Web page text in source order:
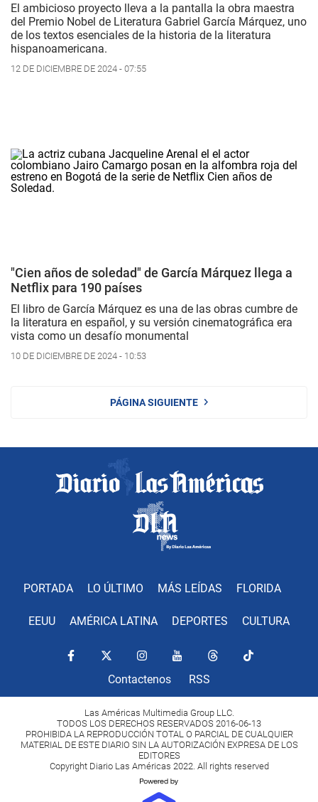
El ambicioso proyecto lleva a la pantalla la obra maestra
del Premio Nobel de Literatura Gabriel García Márquez, uno
de los textos esenciales de la historia de la literatura
hispanoamericana.
12 DE DICIEMBRE DE 2024 - 07:55
"Cien años de soledad" de García Márquez llega a
Netflix para 190 países
El libro de García Márquez es una de las obras cumbre de
la literatura en español, y su versión cinematográfica era
vista como un desafío monumental
10 DE DICIEMBRE DE 2024 - 10:53
PÁGINA SIGUIENTE
PORTADA LO ÚLTIMO MÁS LEÍDAS FLORIDA
EEUU AMÉRICA LATINA DEPORTES CULTURA
Contactenos RSS
Las Américas Multimedia Group LLC.
TODOS LOS DERECHOS RESERVADOS 2016-06-13
PROHIBIDA LA REPRODUCCIÓN TOTAL O PARCIAL DE CUALQUIER
MATERIAL DE ESTE DIARIO SIN LA AUTORIZACIÓN EXPRESA DE LOS
EDITORES
Copyright Diario Las Américas 2022. All rights reserved